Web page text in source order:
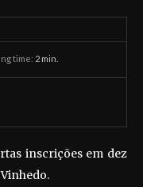
time: 2 min.
inscrições em dez